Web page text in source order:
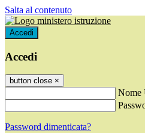
Salta al contenuto
Accedi
Accedi
button close ×
Nome
Password dimenticata?